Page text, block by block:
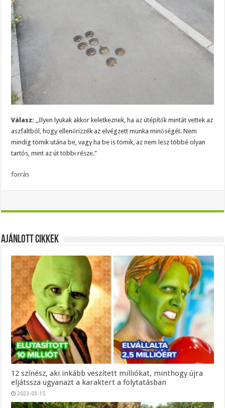
Válasz: ,,Ilyen lyukak akkor keletkeznek, ha az útépítők mintát vettek az
aszfaltból, hogy ellenőrizzék az elvégzett munka minőségét. Nem
mindig tömik utána be, vagy ha be is tömik, az nem lesz többé olyan
tartós, mint az út többi része.”
forrás
Ajánlott Cikkek
12 színész, aki inkább veszített milliókat, minthogy újra
eljátssza ugyanazt a karaktert a folytatásban
2023-03-15